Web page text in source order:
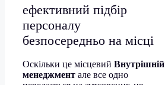
ефективний підбір
персоналу
безпосередньо на місці
Оскільки це місцевий Внутрішній
менеджмент але все одно